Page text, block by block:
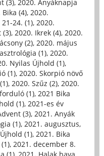
(3), 2020. Anyáknapja
Bika (4), 2020.
24. (1), 2020.
(3), 2020. Ikrek (4), 2020.
(2), 2020. május
(1), 2020.
Nyilas Újhold (1),
(1), 2020. Skorpió növő
, 2020. Szűz (2), 2020.
(1), 2021 Bika
(1), 2021-es év
(3), 2021. Anyák
(1), 2021. augusztus,
(1), 2021. Bika
, 2021. december 8.